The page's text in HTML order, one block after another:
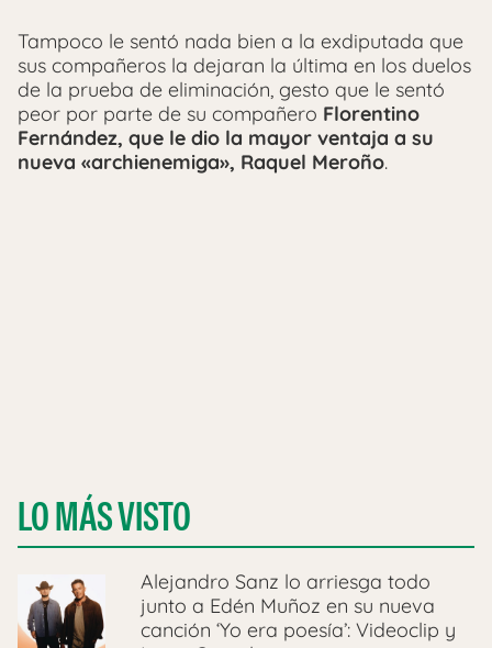
Tampoco le sentó nada bien a la exdiputada que
sus compañeros la dejaran la última en los duelos
de la prueba de eliminación, gesto que le sentó
peor por parte de su compañero Florentino
Fernández, que le dio la mayor ventaja a su
nueva «archienemiga», Raquel Meroño.
LO MÁS VISTO
Alejandro Sanz lo arriesga todo
junto a Edén Muñoz en su nueva
canción ‘Yo era poesía’: Videoclip y